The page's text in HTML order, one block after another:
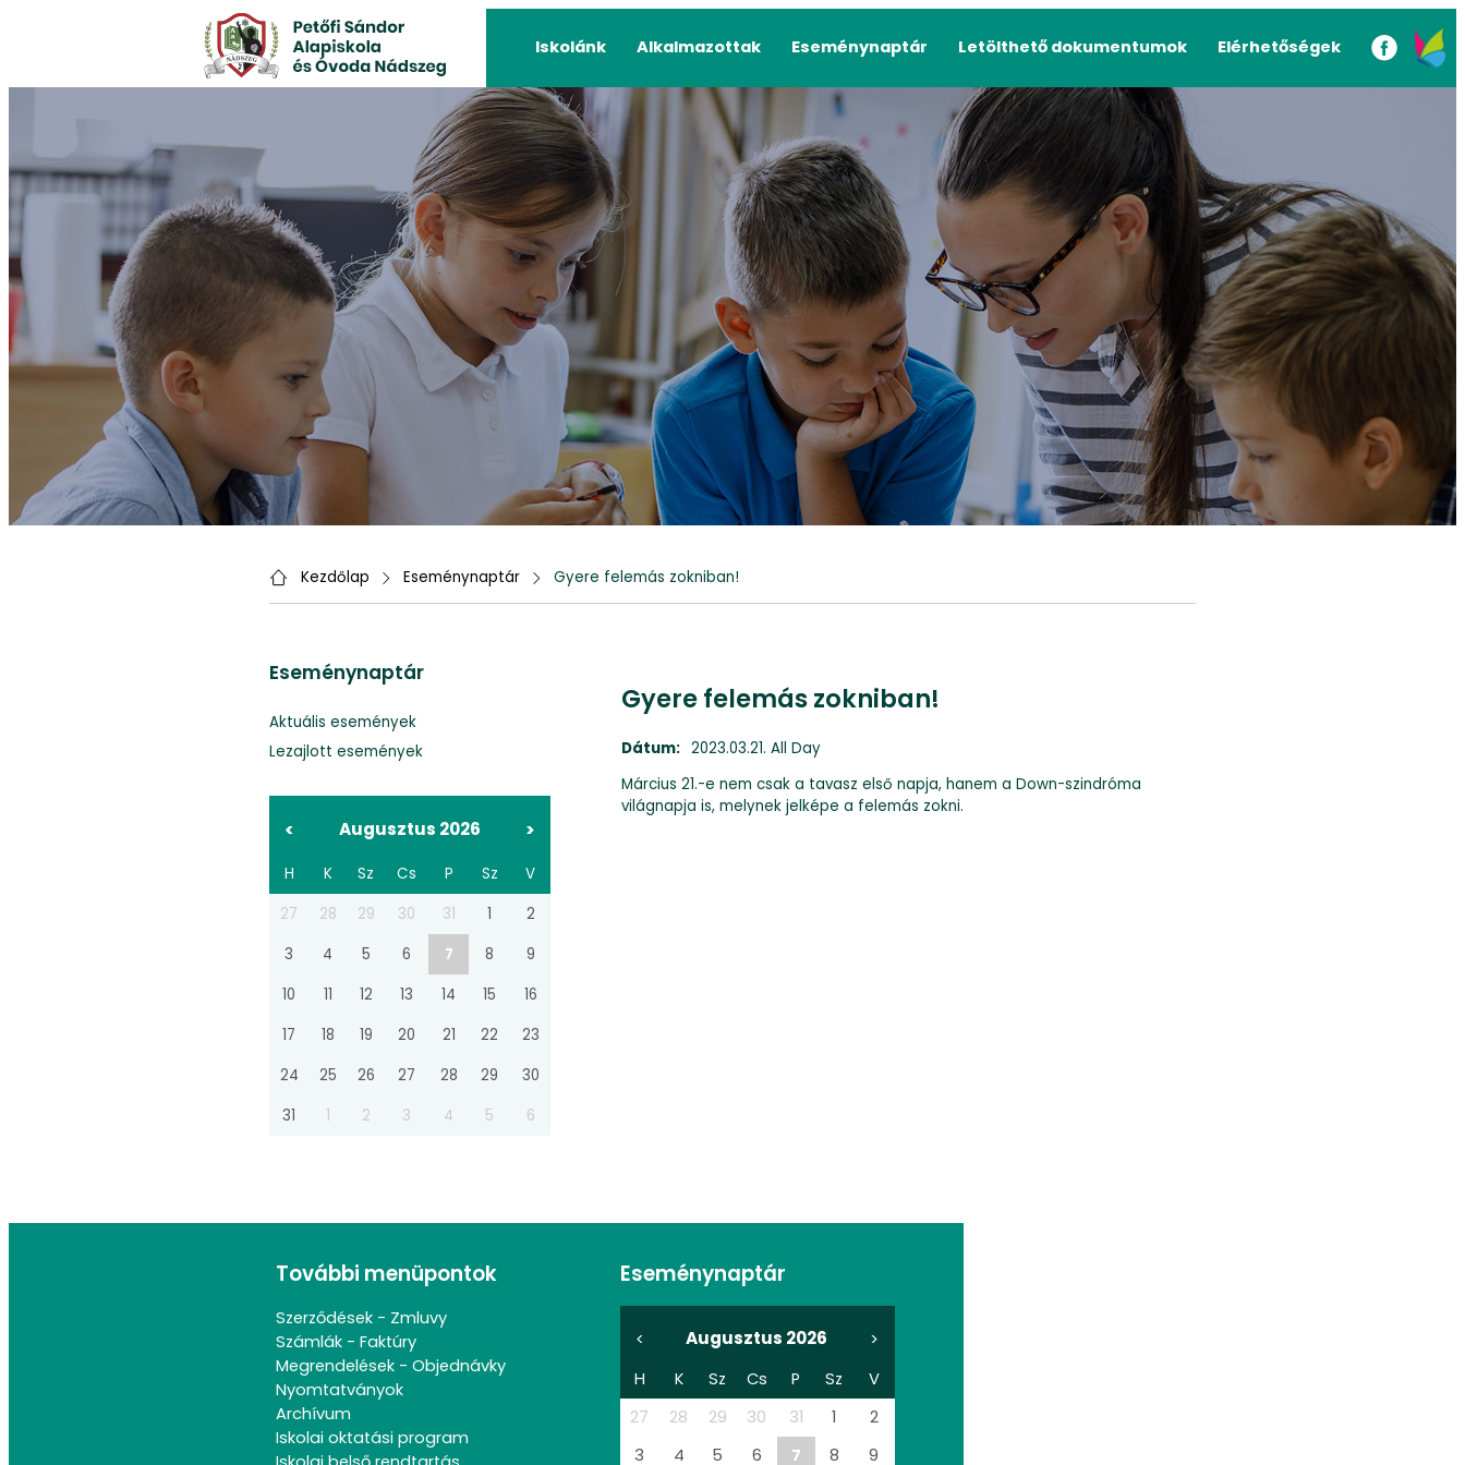
Iskolánk Alkalmazottak Eseménynaptár Letölthető dokumentumok Elérhetőségek
Kezdőlap Eseménynaptár Gyere felemás zokniban!
Eseménynaptár
Aktuális események
Lezajlott események
< Augusztus 2026 >
H K Sz Cs P Sz
V
27
28 29 30 31 1
2
3
4 5 6 7 8
9
10
11 12 13 14 15
16
17
18 19 20 21 22
23
24
25 26 27 28 29
30
31
1 2 3 4 5 6
Gyere felemás zokniban!
Dátum: 2023.03.21. All Day
Március 21.-e nem csak a tavasz első napja, hanem a Down-szindróma
világnapja is, melynek jelképe a felemás zokni.
További menüpontok
Szerződések - Zmluvy
Számlák - Faktúry
Megrendelések - Objednávky
Nyomtatványok
Archívum
Iskolai oktatási program
Eseménynaptár
< Augusztus 2026
>
H
K Sz Cs P Sz
V
27
28 29 30 31 1
2
3
4 5 6 7 8 9